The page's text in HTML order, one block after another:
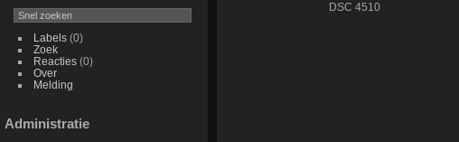
Labels(0)
Zoek
Reacties(0)
Over
Melding
Administratie
DSC 4510